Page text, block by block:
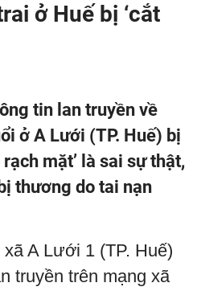
ở Huế bị ‘cắt
tin lan truyền về
ở A Lưới (TP. Huế) bị
rạch mặt’ là sai sự thật,
thương do tai nạn
A Lưới 1 (TP. Huế)
truyền trên mạng xã